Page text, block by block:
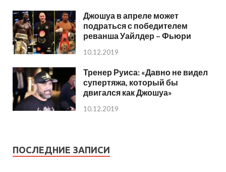
Джошуа в апреле может
подраться с победителем
реванша Уайлдер – Фьюри
10.12.2019
Тренер Руиса: «Давно не видел
супертяжа, который бы
двигался как Джошуа»
10.12.2019
ПОСЛЕДНИЕ ЗАПИСИ